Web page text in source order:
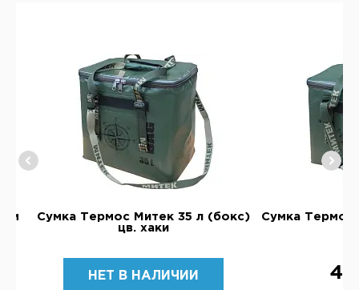
см
Сумка Термос Митек 35 л (бокс)
цв. хаки
НЕТ В НАЛИЧИИ
Сумка Термос
4